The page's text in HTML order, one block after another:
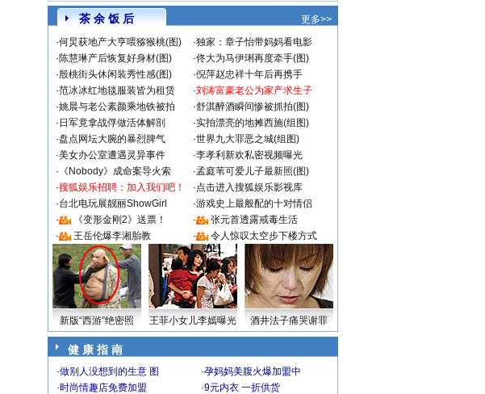
茶 余 饭 后
更多>>
·何炅获地产大亨喂猕猴桃(图) ·独家：章子怡带妈妈看电影
·陈慧琳产后恢复好身材(图) ·佟大为马伊琍再度牵手(图)
·殷桃街头休闲装秀性感(图) ·倪萍赵忠祥十年后再携手
·范冰冰红地毯服装皆为租赁 ·刘涛富豪老公为家产求生子
·姚晨与老公素颜乘地铁被拍 ·舒淇醉酒瞬间惨被抓拍(图)
· 日军竟拿战俘做活体解剖 ·实拍漂亮的地摊西施(组图)
·盘点网坛大腕的暴烈脾气 ·世界九大罪恶之城(组图)
·美女办公室遭遇灵异事件 ·李孝利新欢私密视频曝光
· 《Nobody》成命案导火索 ·孟庭苇可爱儿子最新照(图)
·搜狐娱乐招聘：加入我们吧！ ·点击进入搜狐娱乐影视库
·台北电玩展靓丽ShowGirl ·游戏史上最般配的十对情侣
·
《变形金刚2》送票！ ·
张元首透露戒毒生活
·
王岳伦爆李湘胎教 · 令人惊叹太空步下楼方式
新版“西游”绝密照 王菲小女儿李嫣曝光 酒井法子痛哭谢罪
健 康 指 南
·做别人没想到的生意 图 ·孕妈妈美腹火爆加盟中
·时尚情趣店免费加盟 ·9元内衣 一折供货